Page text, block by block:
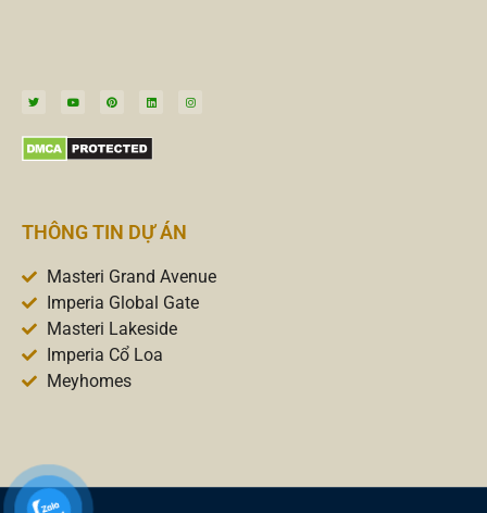
THÔNG TIN DỰ ÁN
Masteri Grand Avenue
Imperia Global Gate
Masteri Lakeside
Imperia Cổ Loa
Meyhomes